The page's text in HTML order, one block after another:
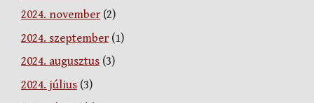
2024. november(2)
2024. szeptember(1)
2024. augusztus (3)
2024. július (3)